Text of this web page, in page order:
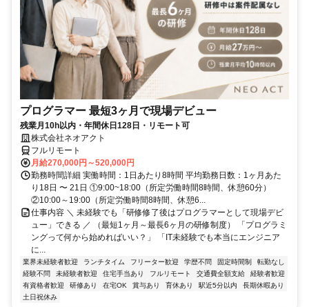
プログラマー 最短3ヶ月で現場デビュー
残業月10h以内・年間休日128日・リモート可
株式会社ネオアクト
フルリモート
月給270,000円～520,000円
勤務時間詳細 実働時間：1日あたり8時間 平均勤務日数：1ヶ月あた
り18日 〜 21日 ①9:00~18:00（所定労働時間8時間、休憩60分）
②10:00～19:00（所定労働時間8時間、休憩6...
仕事内容 ＼ 未経験でも「研修修了後はプログラマーとして現場デビ
ュー」できる ／ （最短1ヶ月～最長6ヶ月の研修制度） 「プログラミ
ングって何から始めればいい？」 「IT未経験でも本当にエンジニア
に...
業界未経験者歓迎 ランチタイム フリーター歓迎 学歴不問 固定時間制
転勤なし
経験不問
未経験者歓迎 住宅手当あり フルリモート 交通費全額支給
経験者歓迎
有資格者歓迎
研修あり 在宅OK 賞与あり 育休あり 駅近5分以内
長期休暇あり
土日祝休み